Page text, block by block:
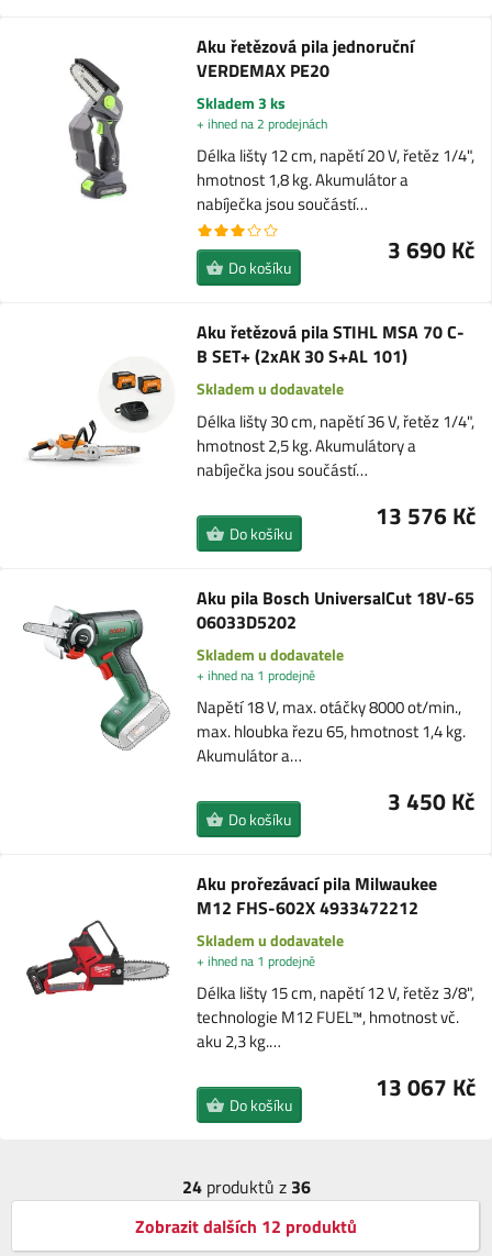
Aku řetězová pila jednoruční
VERDEMAX PE20
Skladem 3 ks
+ ihned na 2 prodejnách
Délka lišty 12 cm, napětí 20 V, řetěz 1/4",
hmotnost 1,8 kg. Akumulátor a
nabíječka jsou součástí…
3 690 Kč
Do košíku
Aku řetězová pila STIHL MSA 70 C-
B SET+ (2xAK 30 S+AL 101)
Skladem u dodavatele
Délka lišty 30 cm, napětí 36 V, řetěz 1/4",
hmotnost 2,5 kg. Akumulátory a
nabíječka jsou součástí…
13 576 Kč
Do košíku
Aku pila Bosch UniversalCut 18V-65
06033D5202
Skladem u dodavatele
+ ihned na 1 prodejně
Napětí 18 V, max. otáčky 8000 ot/min.,
max. hloubka řezu 65, hmotnost 1,4 kg.
Akumulátor a…
3 450 Kč
Do košíku
Aku prořezávací pila Milwaukee
M12 FHS-602X 4933472212
Skladem u dodavatele
+ ihned na 1 prodejně
Délka lišty 15 cm, napětí 12 V, řetěz 3/8",
technologie M12 FUEL™, hmotnost vč.
aku 2,3 kg.…
13 067 Kč
Do košíku
24produktů z 36
Zobrazit dalších 12 produktů